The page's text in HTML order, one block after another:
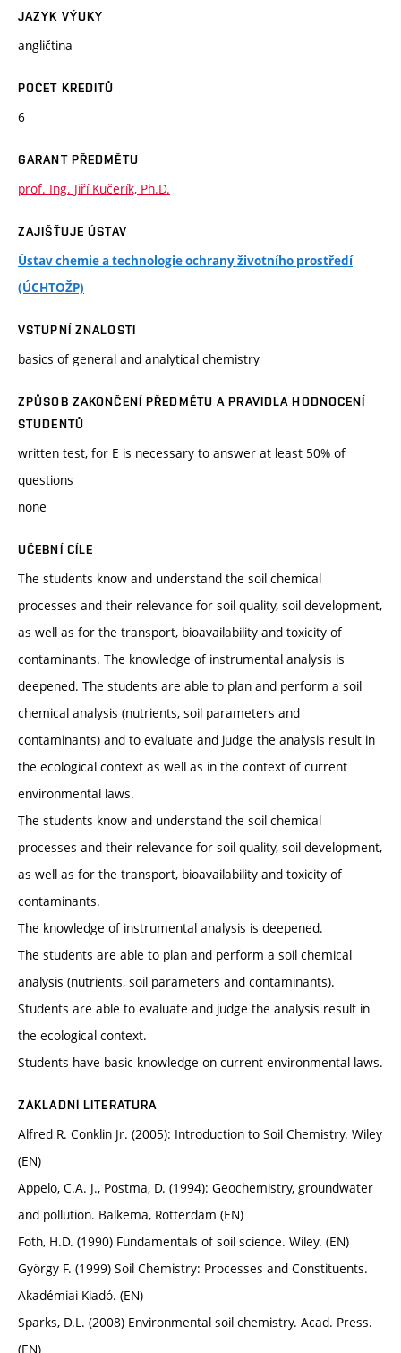
JAZYK VÝUKY
angličtina
POČET KREDITŮ
6
GARANT PŘEDMĚTU
prof. Ing. Jiří Kučerík, Ph.D.
ZAJIŠŤUJE ÚSTAV
Ústav chemie a technologie ochrany životního prostředí
(ÚCHTOŽP)
VSTUPNÍ ZNALOSTI
basics of general and analytical chemistry
ZPŮSOB ZAKONČENÍ PŘEDMĚTU A PRAVIDLA HODNOCENÍ
STUDENTŮ
written test, for E is necessary to answer at least 50% of
questions
none
UČEBNÍ CÍLE
The students know and understand the soil chemical
processes and their relevance for soil quality, soil development,
as well as for the transport, bioavailability and toxicity of
contaminants. The knowledge of instrumental analysis is
deepened. The students are able to plan and perform a soil
chemical analysis (nutrients, soil parameters and
contaminants) and to evaluate and judge the analysis result in
the ecological context as well as in the context of current
environmental laws.
The students know and understand the soil chemical
processes and their relevance for soil quality, soil development,
as well as for the transport, bioavailability and toxicity of
contaminants.
The knowledge of instrumental analysis is deepened.
The students are able to plan and perform a soil chemical
analysis (nutrients, soil parameters and contaminants).
Students are able to evaluate and judge the analysis result in
the ecological context.
Students have basic knowledge on current​ ​environmental​ ​laws.
ZÁKLADNÍ LITERATURA
Alfred R. Conklin Jr. (2005): Introduction to Soil Chemistry. Wiley
(EN)
Appelo, C.A. J., Postma, D. (1994): Geochemistry, groundwater
and pollution. Balkema, Rotterdam (EN)
Foth, H.D. (1990) Fundamentals of soil science. Wiley. (EN)
György F. (1999) Soil Chemistry: Processes and Constituents.
Akadémiai Kiadó. (EN)
Sparks, D.L. (2008) Environmental soil chemistry. Acad. Press.
(EN)